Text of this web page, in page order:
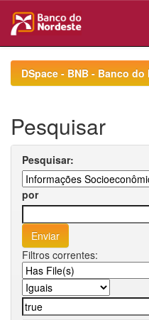
navigationDSpace - BNB - Banco
Pesquisar
Pesquisar:
por
Filtros correntes: